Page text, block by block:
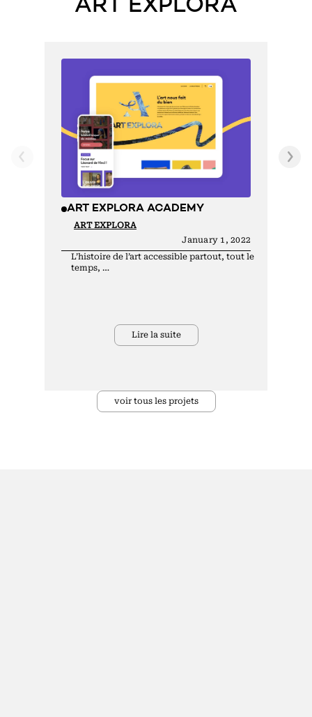
ART EXPLORA
ART EXPLORA ACADEMY
ART EXPLORA
January 1, 2022
L’histoire de l’art accessible partout, tout le
temps, …
Lire la suite
voir tous les projets